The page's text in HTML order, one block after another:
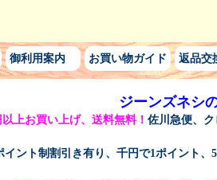
御利用案内 お買い物ガイド 返品交
ジーンズネシ
以上お買い上げ、送料無料！佐川急便、
ント制割引き有り、千円で1ポイント、